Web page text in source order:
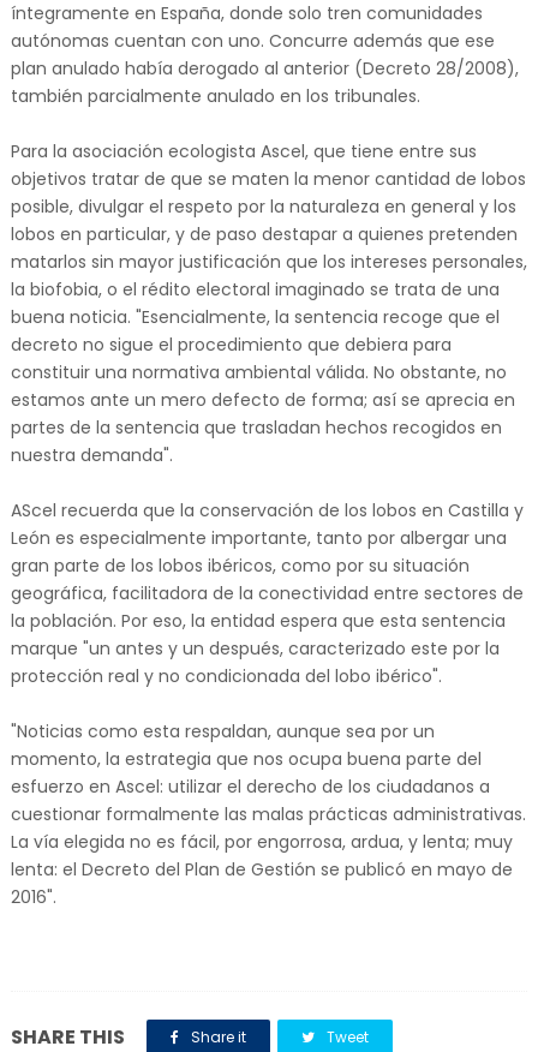
íntegramente en España, donde solo tren comunidades
autónomas cuentan con uno. Concurre además que ese
plan anulado había derogado al anterior (Decreto 28/2008),
también parcialmente anulado en los tribunales.
Para la asociación ecologista Ascel, que tiene entre sus
objetivos tratar de que se maten la menor cantidad de lobos
posible, divulgar el respeto por la naturaleza en general y los
lobos en particular, y de paso destapar a quienes pretenden
matarlos sin mayor justificación que los intereses personales,
la biofobia, o el rédito electoral imaginado se trata de una
buena noticia. "Esencialmente, la sentencia recoge que el
decreto no sigue el procedimiento que debiera para
constituir una normativa ambiental válida. No obstante, no
estamos ante un mero defecto de forma; así se aprecia en
partes de la sentencia que trasladan hechos recogidos en
nuestra demanda".
AScel recuerda que la conservación de los lobos en Castilla y
León es especialmente importante, tanto por albergar una
gran parte de los lobos ibéricos, como por su situación
geográfica, facilitadora de la conectividad entre sectores de
la población. Por eso, la entidad espera que esta sentencia
marque "un antes y un después, caracterizado este por la
protección real y no condicionada del lobo ibérico".
"Noticias como esta respaldan, aunque sea por un
momento, la estrategia que nos ocupa buena parte del
esfuerzo en Ascel: utilizar el derecho de los ciudadanos a
cuestionar formalmente las malas prácticas administrativas.
La vía elegida no es fácil, por engorrosa, ardua, y lenta; muy
lenta: el Decreto del Plan de Gestión se publicó en mayo de
2016".
SHARE THIS Share it Tweet